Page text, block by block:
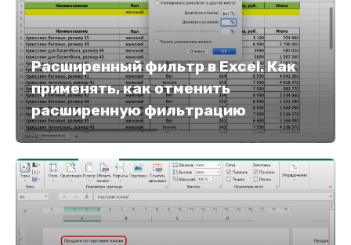
Расширенный фильтр в Excel. Как
применять, как отменить
расширенную фильтрацию